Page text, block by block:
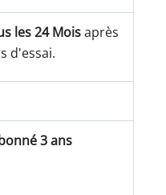
les 24 Moisaprès
d'essai.
3 ans